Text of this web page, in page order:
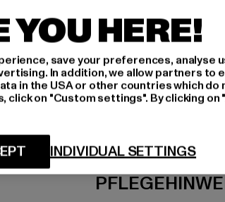
Art.Nr: MJG11820-
Hersteller: TB
Dr.-Robert-Murjahn-
GRÖSSE
YOU HERE!
save your preferences, analyse
In addition, we allow partners to
in the USA or other countries which do
on "Custom settings". By clicking
INDIVIDUAL SETTINGS